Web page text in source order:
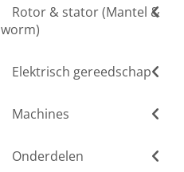
Rotor & stator (Mantel &
worm)
Elektrisch gereedschap
Machines
Onderdelen